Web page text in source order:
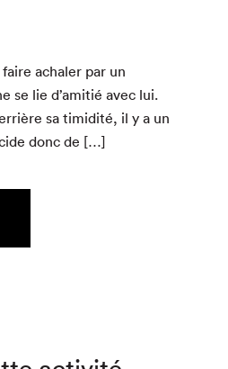
achaler par un
se lie d’amitié avec lui.
sa timid­ité, il y a un
donc de […]